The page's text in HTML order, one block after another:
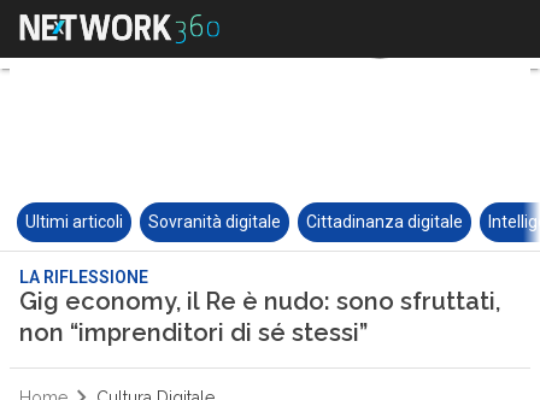
Ultimi articoli Sovranità digitale Cittadinanza digitale
LA RIFLESSIONE
Gig economy, il Re è nudo: sono sfruttati,
non “imprenditori di sé stessi”